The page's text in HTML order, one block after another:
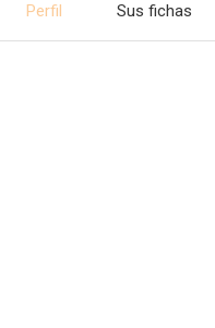
Perfil Sus fichas